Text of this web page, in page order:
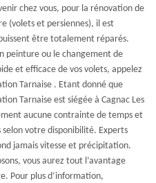
chez vous, pour la rénovation de
(volets et persiennes), il est
être totalement réparés.
peinture ou le changement de
et efficace de vos volets, appelez
Tarnaise . Etant donné que
Tarnaise est siégée à Cagnac Les
aucune contrainte de temps et
votre disponibilité. Experts
jamais vitesse et précipitation.
vous aurez tout l’avantage
Pour plus d’information,